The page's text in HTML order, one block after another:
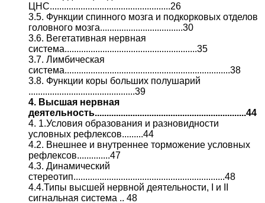
ЦНС...................................................26
3.5. Функции спинного мозга и подкорковых отделов
головного мозга...................................30
3.6. Вегетативная нервная
система........................................................35
3.7. Лимбическая
система......................................................................38
3.8. Функции коры больших полушарий
.............................................39
4. Высшая нервная
деятельность................................................................44
4. 1.Условия образования и разновидности
условных рефлексов.........44
4.2. Внешнее и внутреннее торможение условных
рефлексов..............47
4.3. Динамический
стереотип................................................................48
4.4.Типы высшей нервной деятельности, I и II
сигнальная система .. 48